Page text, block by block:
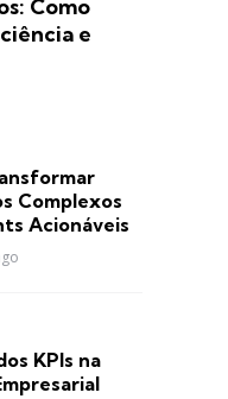
Como
e
Complexos
Acionáveis
KPIs na